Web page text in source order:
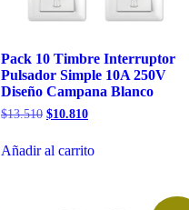
Pack 10 Timbre Interruptor
Pulsador Simple 10A 250V
Diseño Campana Blanco
$13.510 El
original
era:
$10.810El
es:
Añadir al carrito